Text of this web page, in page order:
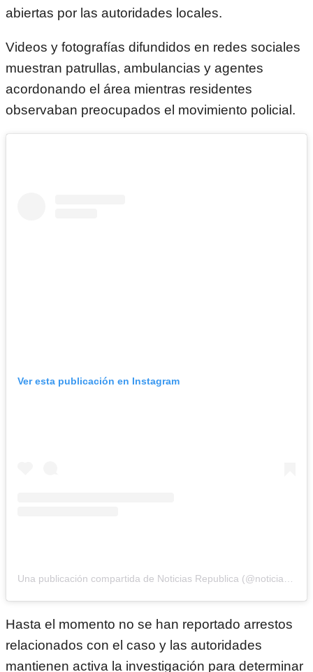
abiertas por las autoridades locales.
Videos y fotografías difundidos en redes sociales
muestran patrullas, ambulancias y agentes
acordonando el área mientras residentes
observaban preocupados el movimiento policial.
Ver esta publicación en Instagram
Hasta el momento no se han reportado arrestos
relacionados con el caso y las autoridades
mantienen activa la investigación para determinar